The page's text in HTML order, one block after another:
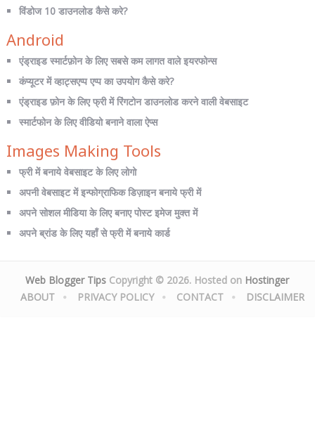
विंडोज 10 डाउनलोड कैसे करे?
Android
एंड्राइड स्मार्टफ़ोन के लिए सबसे कम लागत वाले इयरफोन्स
कंप्यूटर में व्हाट्सएप्प एप्प का उपयोग कैसे करे?
एंड्राइड फ़ोन के लिए फ्री में रिंगटोन डाउनलोड करने वाली वेबसाइट
स्मार्टफोन के लिए वीडियो बनाने वाला ऐप्स
Images Making Tools
फ्री में बनाये वेबसाइट के लिए लोगो
अपनी वेबसाइट में इन्फोग्राफिक डिज़ाइन बनाये फ्री में
अपने सोशल मीडिया के लिए बनाए पोस्ट इमेज मुक्त में
अपने ब्रांड के लिए यहाँ से फ्री में बनाये कार्ड
Web Blogger Tips Copyright © 2026. Hosted on Hostinger
ABOUT
PRIVACY POLICY CONTACT DISCLAIMER